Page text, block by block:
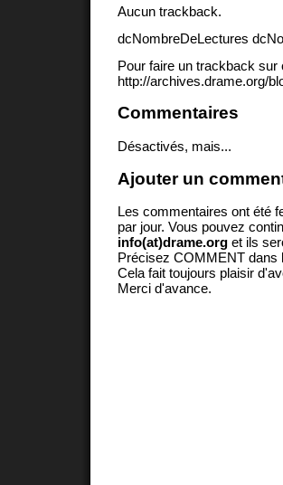
Aucun trackback.
dcNombreDeLectures
Pour faire un trackback sur
http://archives.drame.org/
Commentaires
Désactivés, mais...
Ajouter un
Les commentaires ont été
par jour. Vous pouvez
info(at)drame.org et ils
Précisez COMMENT dans
Cela fait toujours plaisir
Merci d'avance.